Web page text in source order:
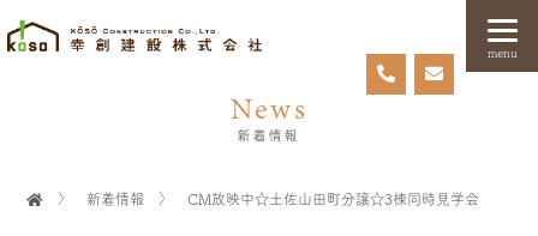
menu
News
新着情報
〉 新着情報 〉CM放映中☆土佐山田町分譲☆3棟同時見学会